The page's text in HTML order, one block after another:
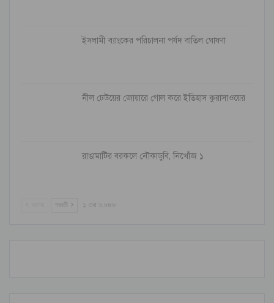
ইসলামী ব্যাংকের পরিচালনা পর্ষদ বাতিল ঘোষণা
নীল ঢেউয়ের জোয়ারে গোল করে ইতিহাস কুরাসাওয়ের
রাঙামাটির বরকলে নৌকাডুবি, নিখোঁজ ১
পরবর্তী ১ এর ৬,৮৪৮